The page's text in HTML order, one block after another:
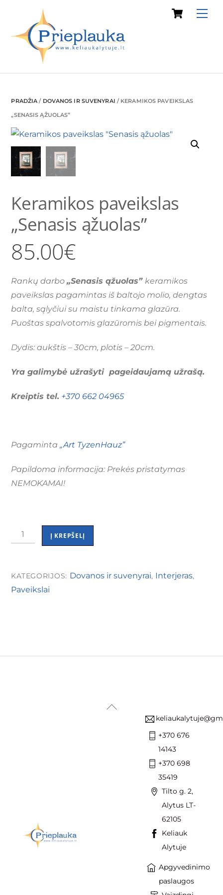
content
Cart
PRADŽIA / DOVANOS IR SUVENYRAI / KERAMIKOS PAVEIKSLAS
„SENASIS ĄŽUOLAS”
Keramikos paveikslas
„Senasis ąžuolas”
85.00€
Rankų darbo„Senasis ąžuolas” keramikos
paveikslas pagamintas iš baltojo molio, dengtas
balta, sąlyčiui su maistu tinkama glazūra.
Puoštas spalvotomis glazūromis bei pigmentais.
Dydis: aukštis – 30cm, plotis – 20cm.
Yra galimybė užrašyti pageidaujamą užrašą.
Kreiptis tel. +370 662 04965
Pagaminta„Art TyzenHauz”
Papildoma informacija: Prekės pristatymas
NEMOKAMAI!
produkto
kiekis:
paveikslas
"Senasis
Į KREPŠELĮ
KATEGORIJOS: Dovanos ir suvenyrai, Interjeras,
Paveikslai
+370 676
14143
+370 698
35419
Tilto g. 2,
Alytus LT-
62105
Keliauk
Alytuje
Apgyvedinimo
paslaugos
Back